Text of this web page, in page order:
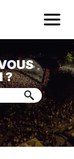
Mairie de
?